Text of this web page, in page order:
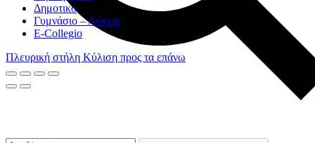
Δημοτικό
Γυμνάσιο – Λύκειο
E-Collegio
Πλευρική στήλη Κύλιση προς τα επάνω